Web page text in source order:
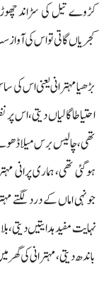
کڑوے تیل کی سڑاند چھوڑ
کجریاں گاتی تو اس کی
بڑھیا مہترانی یعنی اس
احتیاطا گالیاں دیتی، اس
تھی، چالیس برس میلا
ہو گئی تھی، ہماری
جونہی اماں کے درد لگتے
نہایت مفید ہدایتیں دیتی،
باندھ دیتی، مہترانی کی